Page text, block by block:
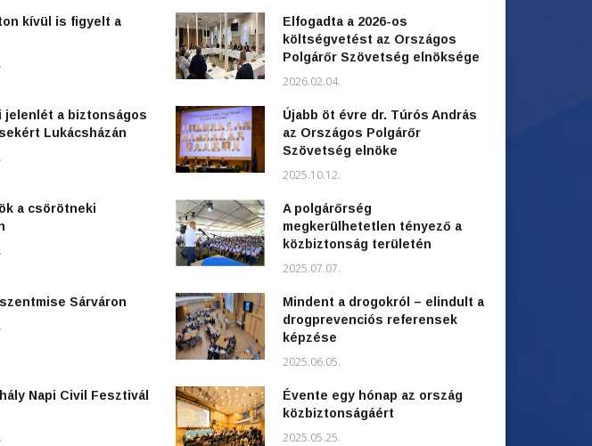
kívül is figyelt a
jelenlét a biztonságos
Lukácsházán
a csörötneki
Sárváron
Napi Civil Fesztivál
Elfogadta a 2026-os
költségvetést az Országos
Polgárőr Szövetség elnöksége
2026.02.04.
Újabb öt évre dr. Túrós András
az Országos Polgárőr
Szövetség elnöke
2025.10.12.
A polgárőrség
megkerülhetetlen tényező a
közbiztonság területén
2025.07.07.
Mindent a drogokról – elindult a
drogprevenciós referensek
képzése
2025.06.05.
Évente egy hónap az ország
közbiztonságáért
2025.05.25.